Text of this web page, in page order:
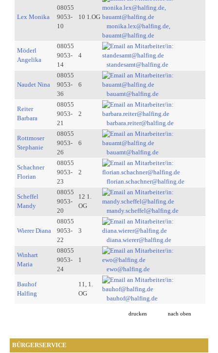
BÜRGERSERVICE
Lex Monika
08055
9053-
10
10 1.OG
monika.lex@halfing.de,
bauamt@halfing.de
Möderl
Angelika
08055
9053-
14
4
standesamt@halfing.de
Naudet Nina
08055
9053-
36
6
bauamt@halfing.de
Reiter
Barbara
08055
9053-
21
2
barbara.reiter@halfing.de
Rottmoser
Stephanie
08055
9053-
26
6
bauamt@halfing.de
Schachner
Florian
08055
9053-
23
2
florian.schachner@halfing.de
Scheffel
Mandy
08055
9053-
20
12 1.
OG
mandy.scheffel@halfing.de
Wierer Diana
08055
9053-
22
3
diana.wierer@halfing.de
Winhart
Maria
08055
9053-
24
1
ewo@halfing.de
Bauhof
Halfing
11, 1.
OG
bauhof@halfing.de
drucken nach oben